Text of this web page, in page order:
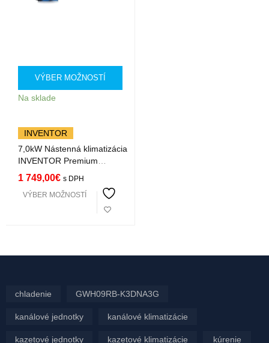
VÝBER MOŽNOSTÍ
Na sklade
INVENTOR
7,0kW Nástenná klimatizácia
INVENTOR Premium
PR1VI32-
24WiFi/PR19VO32-24 s
montážou
1 749,00€ s DPH
VÝBER MOŽNOSTÍ
chladenie GWH09RB-K3DNA3G
kanálové jednotky kanálové klimatizácie
kazetové jednotky kazetové klimatizácie kúrenie